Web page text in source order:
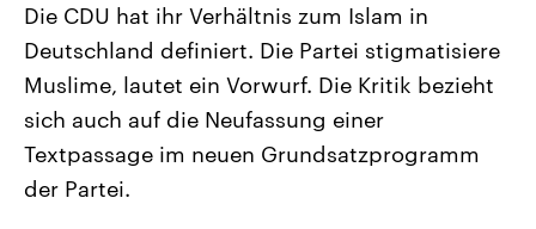
Landtagswahl Sachsen-Anhalt
2026
Alle Informationen
Sachsen-Anhalt wählt am 6.
September 2026 einen neuen
USA
Aktuelle Beiträge,
Hintergründe
Wirtschaftlich und
Die CDU hat ihr Verhältnis zum Islam in
Deutschland definiert. Die Partei stigmatisiere
Muslime, lautet ein Vorwurf. Die Kritik bezieht
sich auch auf die Neufassung einer
Textpassage im neuen Grundsatzprogramm
der Partei.